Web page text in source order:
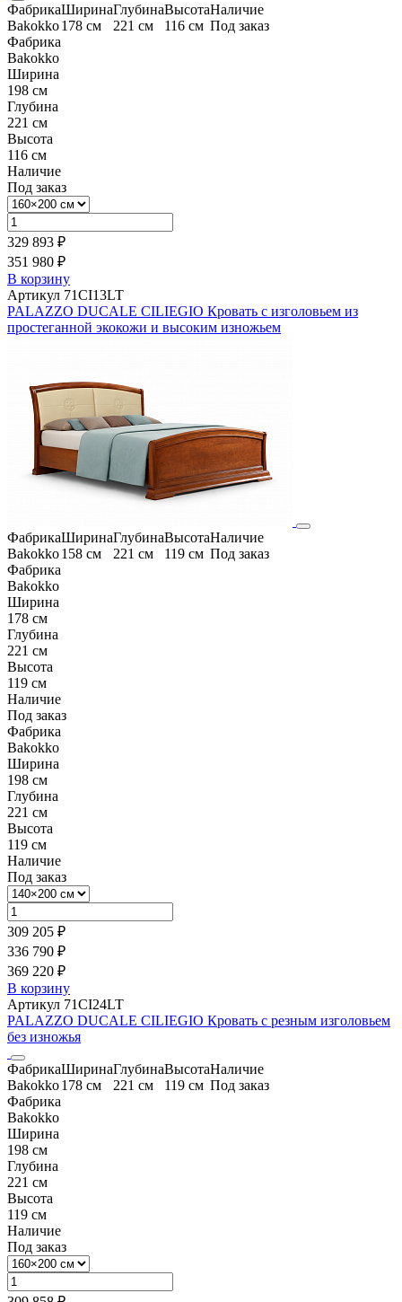
Фабрика
Bakokko
Ширина
178 см
Глубина
221 см
Высота
116 см
Наличие
Под заказ
Фабрика
Bakokko
Ширина
198 см
Глубина
221 см
Высота
116 см
Наличие
Под заказ
329 893 ₽
351 980 ₽
В корзину
Артикул 71CI13LT
PALAZZO DUCALE CILIEGIO Кровать с изголовьем из
простеганной экокожи и высоким изножьем
Фабрика
Bakokko
Ширина
158 см
Глубина
221 см
Высота
119 см
Наличие
Под заказ
Фабрика
Bakokko
Ширина
178 см
Глубина
221 см
Высота
119 см
Наличие
Под заказ
Фабрика
Bakokko
Ширина
198 см
Глубина
221 см
Высота
119 см
Наличие
Под заказ
309 205 ₽
336 790 ₽
369 220 ₽
В корзину
Артикул 71CI24LT
PALAZZO DUCALE CILIEGIO Кровать с резным изголовьем
без изножья
Фабрика
Bakokko
Ширина
178 см
Глубина
221 см
Высота
119 см
Наличие
Под заказ
Фабрика
Bakokko
Ширина
198 см
Глубина
221 см
Высота
119 см
Наличие
Под заказ